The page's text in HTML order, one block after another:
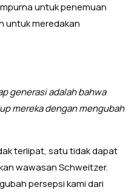
untuk penemuan
untuk meredakan
generasi adalah bahwa
mereka dengan mengubah
terlipat, satu tidak dapat
wawasan Schweitzer.
persepsi kami dari